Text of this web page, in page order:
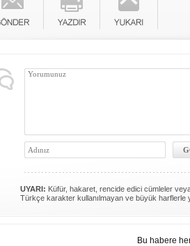
UYARI: Küfür, hakaret, rencide edici cümleler
Türkçe karakter kullanılmayan ve büyük harflerle
Bu habere